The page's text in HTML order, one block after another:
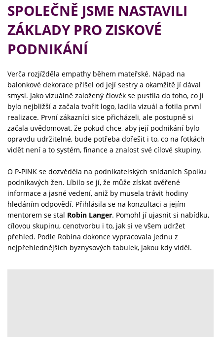
SPOLEČNĚ JSME NASTAVILI
ZÁKLADY PRO ZISKOVÉ
PODNIKÁNÍ
Verča rozjížděla empathy během mateřské. Nápad na
balonkové dekorace přišel od její sestry a okamžitě jí dával
smysl. Jako vizuálně založený člověk se pustila do toho, co jí
bylo nejbližší a začala tvořit logo, ladila vizuál a fotila první
realizace. První zákazníci sice přicházeli, ale postupně si
začala uvědomovat, že pokud chce, aby její podnikání bylo
opravdu udržitelné, bude potřeba dořešit i to, co na fotkách
vidět není a to systém, finance a znalost své cílové skupiny.
O P-PINK se dozvěděla na podnikatelských snídaních Spolku
podnikavých žen. Líbilo se jí, že může získat ověřené
informace a jasné vedení, aniž by musela trávit hodiny
hledáním odpovědí. Přihlásila se na konzultaci a jejím
mentorem se stal Robin Langer. Pomohl jí ujasnit si nabídku,
cílovou skupinu, cenotvorbu i to, jak si ve všem udržet
přehled. Podle Robina dokonce vypracovala jednu z
nejpřehlednějších byznysových tabulek, jakou kdy viděl.